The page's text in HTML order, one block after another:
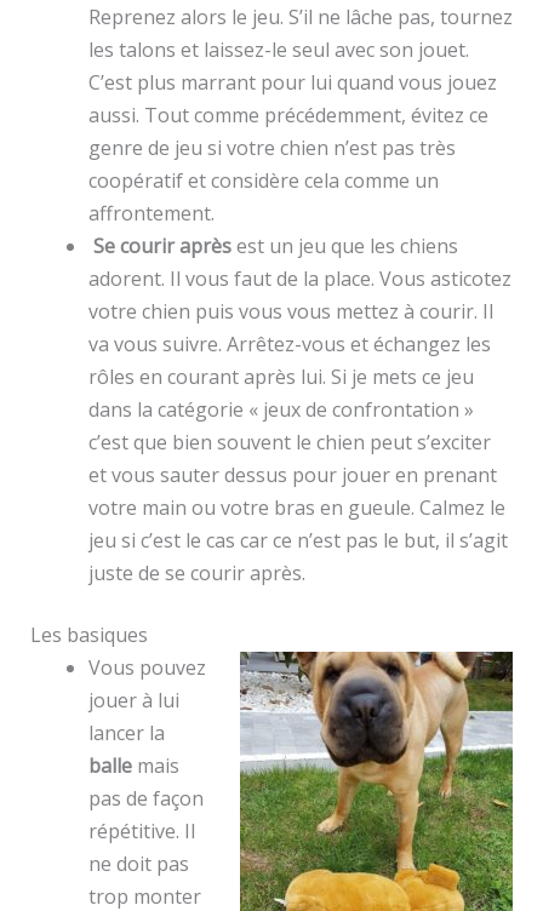
Reprenez alors le jeu. S’il ne lâche pas, tournez
les talons et laissez-le seul avec son jouet.
C’est plus marrant pour lui quand vous jouez
aussi. Tout comme précédemment, évitez ce
genre de jeu si votre chien n’est pas très
coopératif et considère cela comme un
affrontement.
Se courir aprèsest un jeu que les chiens
adorent. Il vous faut de la place. Vous asticotez
votre chien puis vous vous mettez à courir. Il
va vous suivre. Arrêtez-vous et échangez les
rôles en courant après lui. Si je mets ce jeu
dans la catégorie « jeux de confrontation »
c’est que bien souvent le chien peut s’exciter
et vous sauter dessus pour jouer en prenant
votre main ou votre bras en gueule. Calmez le
jeu si c’est le cas car ce n’est pas le but, il s’agit
juste de se courir après.
Les basiques
Vous pouvez
jouer à lui
lancer la
ballemais
pas de façon
répétitive. Il
ne doit pas
trop monter